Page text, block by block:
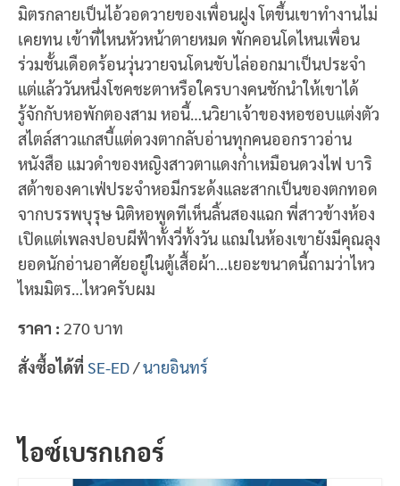
มิตรกลายเป็นไอ้วอดวายของเพื่อนฝูง โตขึ้นเขาทำงานไม่
เคยทน เข้าที่ไหนหัวหน้าตายหมด พักคอนโดไหนเพื่อน
ร่วมชั้นเดือดร้อนวุ่นวายจนโดนขับไล่ออกมาเป็นประจำ
แต่แล้ววันหนึ่งโชคชะตาหรือใครบางคนชักนำให้เขาได้
รู้จักกับหอพักตองสาม หอนี้…นวิยาเจ้าของหอชอบแต่งตัว
สไตล์สาวแกสบี้แต่ดวงตากลับอ่านทุกคนออกราวอ่าน
หนังสือ แมวดำของหญิงสาวตาแดงก่ำเหมือนดวงไฟ บาริ
สต้าของคาเฟ่ประจำหอมีกระด้งและสากเป็นของตกทอด
จากบรรพบุรุษ นิติหอพูดทีเห็นลิ้นสองแฉก พี่สาวข้างห้อง
เปิดแต่เพลงปอบผีฟ้าทั้งวี่ทั้งวัน แถมในห้องเขายังมีคุณลุง
ยอดนักอ่านอาศัยอยู่ในตู้เสื้อผ้า…เยอะขนาดนี้ถามว่าไหว
ไหมมิตร…ไหวครับผม
ราคา : 270 บาท
สั่งซื้อได้ที่ SE-ED /นายอินทร์
ไอซ์เบรกเกอร์